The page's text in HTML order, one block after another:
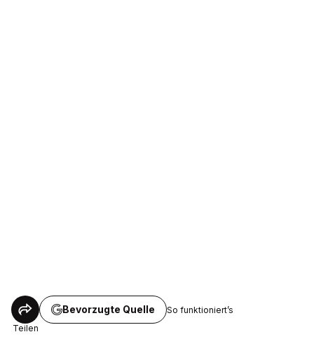
Teilen
Bevorzugte Quelle So funktioniert’s